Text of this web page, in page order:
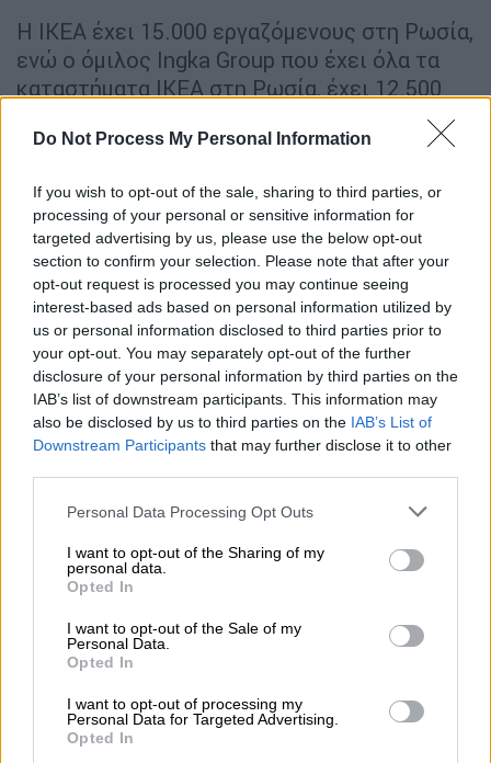
Do Not Process My Personal Information
If you wish to opt-out of the sale, sharing to third parties, or
processing of your personal or sensitive information for
targeted advertising by us, please use the below opt-out
section to confirm your selection. Please note that after your
opt-out request is processed you may continue seeing
interest-based ads based on personal information utilized by
us or personal information disclosed to third parties prior to
your opt-out. You may separately opt-out of the further
disclosure of your personal information by third parties on the
IAB’s list of downstream participants. This information may
also be disclosed by us to third parties on the IAB’s List of
Downstream Participants that may further disclose it to other
Please note that this website/app uses one or more Google
not limited to your visit or usage behaviour. You may click to
grant or deny consent to Google and its third-party tags to
use your data for below specified purposes in below Google
consent section.
Personal Data Processing Opt Outs
I want to opt-out of the Sharing of my
personal data.
Opted In
I want to opt-out of the Sale of my
Personal Data.
Opted In
I want to opt-out of processing my
Personal Data for Targeted Advertising.
Opted In
Η ΙΚΕΑ έχει 15.000 εργαζόμενους στη Ρωσία,
ενώ ο όμιλος Ingka Group που έχει όλα τα
καταστήματα ΙΚΕΑ στη Ρωσία, έχει 12.500
βελτιωθεί και ο καταστροφικός πόλεμος
συνεχίζεται. Οι επιχειρήσεις και οι αλυσίδες
εφοδιασμού σε όλο τον κόσμο έχουν
επηρεαστεί σε μεγάλο βαθμό και δεν
βλέπουμε ότι είναι δυνατόν να
επαναλάβουμε τις δραστηριότητές μας
σύντομα», αναφέρει σε ανακοίνωσή του ο
όμιλος Ingka.
Ακόμη, ο όμιλος Ingka, ένας από τους
εμπορικά κέντρα στη Ρωσίαμε την επωνυμία
«MEGA».
Η εταιρεία αναφέρει ότι θέλει να
διασφαλίσει στον κόσμο την πρόσβαση σε
βασικά αγαθά που χρειάζεται, όπως ρούχα,
διατίθενται στα φαρμακεία, αλλά θα
συνεχίσει να αξιολογεί συνεχώς την